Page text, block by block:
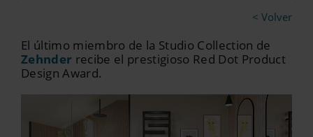
< Volver
El último miembro de la Studio Collection de
Zehnder recibe el prestigioso Red Dot Product
Design Award.